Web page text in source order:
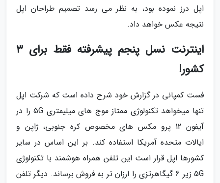
اپل درز نموده بود، به نظر می رسد تصمیم طراحان اپل
نتیجه عکس خواهد داد.
اینترنت نسل پنجم پیشرفته فقط برای 3
کشور!
فست کمپانی در گزارش خود شرح داده است که شرکت اپل
تنها میخواهد تکنولوژی ممتاز موج های میلیمتری 5G را در
آیفون 12 پرو مکس های مخصوص کره جنوبی، ژاپن و
ایالات متحده آمریکا استفاده کند. بر این اساس در سایر
کشورها اپل قرار است این تلفن همراه هوشمند با تکنولوژی
5G زیر 6 گیگاهرتزی را ارزان تر به فروش برساند. دیگر تلفن